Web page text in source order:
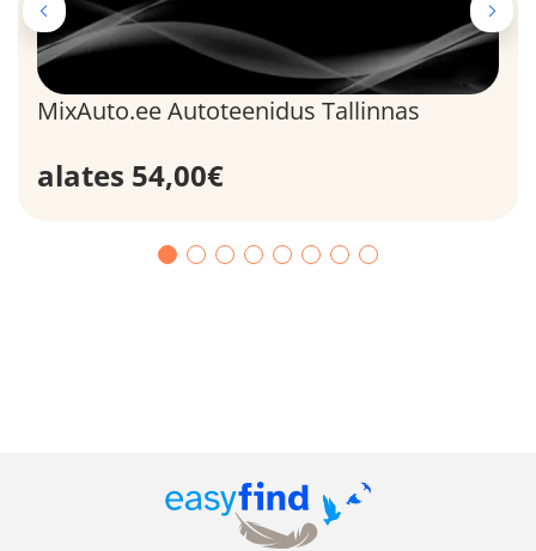
MixAuto.ee Autoteenidus Tallinnas
alates 54,00€